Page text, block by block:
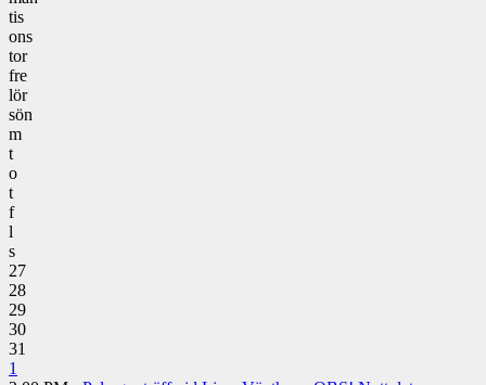
tis
ons
tor
fre
lör
sön
m
t
o
t
f
l
s
27
28
29
30
31
1